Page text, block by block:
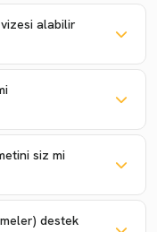
alabilir
siz mi
destek